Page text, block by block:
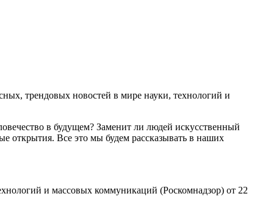
трендовых новостей в мире науки, технологий и
в будущем? Заменит ли людей искусственный
открытия. Все это мы будем рассказывать в наших
и массовых коммуникаций (Роскомнадзор) от 22